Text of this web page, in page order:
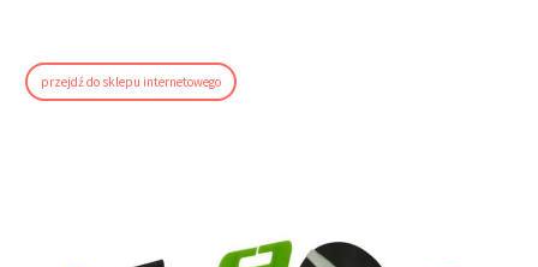
przejdź do sklepu internetowego